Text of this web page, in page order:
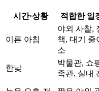
시간·상황 적합한 일
이른 아침
야외 사찰,
책, 대기 줄
소
한낮
박물관, 쇼
족관, 실내